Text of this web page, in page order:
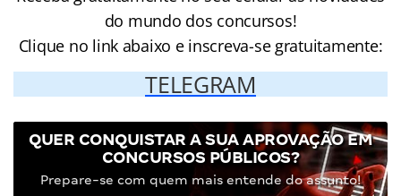
do mundo dos concursos!
Clique no link abaixo e inscreva-se gratuitamente:
TELEGRAM
QUER CONQUISTAR A SUA APROVAÇÃO EM
CONCURSOS PÚBLICOS?
Prepare-se com quem mais entende do assunto!